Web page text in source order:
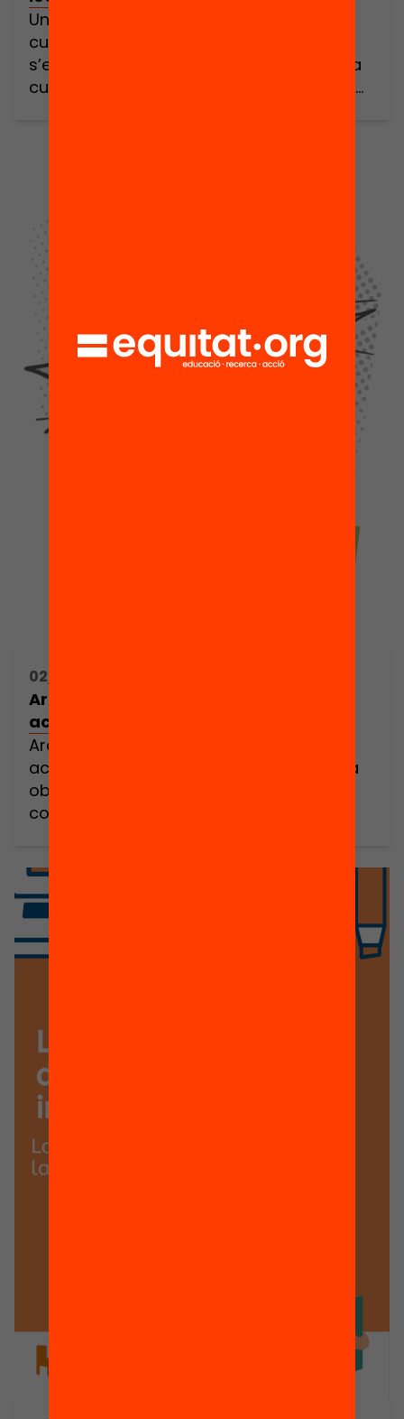
Una jornada per reconnectar docents i
cultura lectora Aquesta jornada
s’emmarca en la voluntat de fomentar la
cultura lectora en l’educació com a part
02/12/2023 09:00h - 13:45h
Ara ho entenc! Quan la comunitat
acompanya en la lectura
Ara ho entenc! Quan la comunitat
acompanya en la lectura és una jornada
oberta a totes les persones
compromeses amb la promoció de la
altres professionals) que vulguin
compartir experiències, aprenentatges
i reflexions sobre el rol de la comunitat en
l’acompanyament lector i un espai